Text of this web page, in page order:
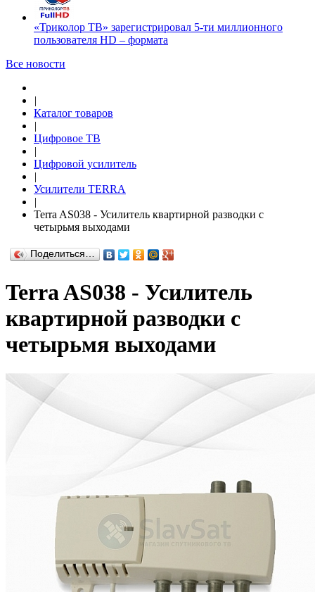
«Триколор ТВ» зарегистрировал 5-ти миллионного
пользователя HD – формата
Все новости
|
Каталог товаров
|
Цифровое ТВ
|
Цифровой усилитель
|
Усилители TERRA
|
Terra AS038 - Усилитель квартирной разводки с
четырьмя выходами
Поделиться…
Terra AS038 - Усилитель
квартирной разводки с
четырьмя выходами